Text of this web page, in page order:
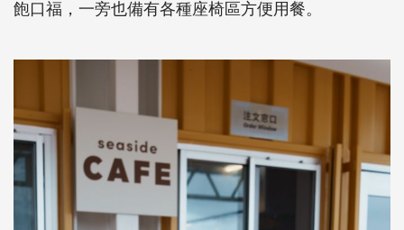
飽口福，一旁也備有各種座椅區方便用餐。